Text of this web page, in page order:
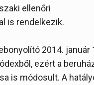
ellenőri
is rendelkezik.
2014. január
ezért a
is módosult. A